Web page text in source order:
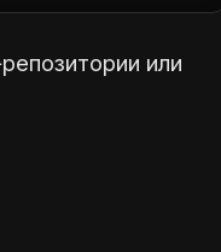
или